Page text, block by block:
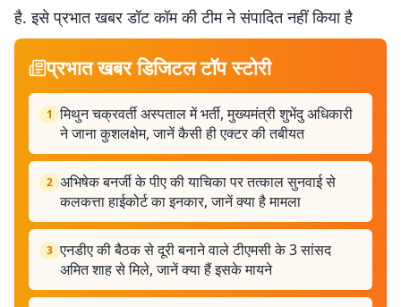
है. इसे प्रभात खबर डॉट कॉम की टीम ने संपादित नहीं किया है
प्रभात खबर डिजिटल टॉप स्टोरी
1 मिथुन चक्रवर्ती अस्पताल में भर्ती, मुख्यमंत्री शुभेंदु अधिकारी
ने जाना कुशलक्षेम, जानें कैसी ही एक्टर की तबीयत
2 अभिषेक बनर्जी के पीए की याचिका पर तत्काल सुनवाई से
कलकत्ता हाईकोर्ट का इनकार, जानें क्या है मामला
3 एनडीए की बैठक से दूरी बनाने वाले टीएमसी के 3 सांसद
अमित शाह से मिले, जानें क्या हैं इसके मायने